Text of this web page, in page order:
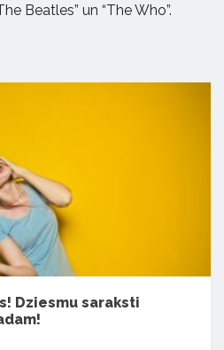
Beatles” un “The Who”.
Dziesmu saraksti